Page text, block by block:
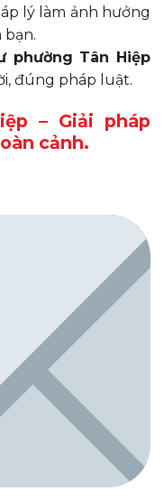
lý làm ảnh hưởng
bạn.
phường Tân Hiệp
đúng pháp luật.
– Giải pháp
cảnh.